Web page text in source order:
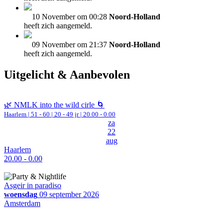
10 November om 00:28 Noord-Holland
heeft zich aangemeld.
09 November om 21:37 Noord-Holland
heeft zich aangemeld.
Uitgelicht & Aanbevolen
🌿 NMLK into the wild cirle 🌀
Haarlem | 51 - 60 | 20 - 49 jr | 20.00 - 0.00
za
22
aug
Haarlem
20.00 - 0.00
Asgeir in paradiso
woensdag 09 september 2026
Amsterdam